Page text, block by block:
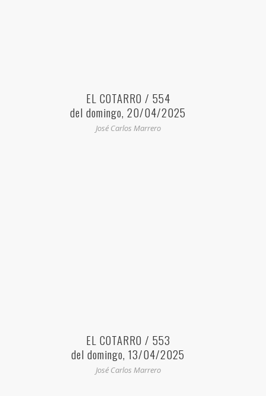
EL COTARRO / 554
del domingo, 20/04/2025
José Carlos Marrero
EL COTARRO / 553
del domingo, 13/04/2025
José Carlos Marrero